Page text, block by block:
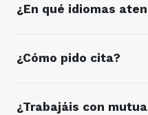
¿En qué idiomas
¿Cómo pido cita?
¿Trabajáis con